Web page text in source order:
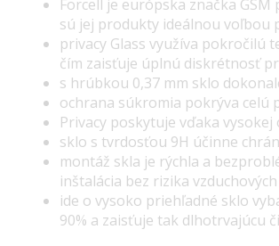
Forcell je európska značka
sú jej produkty ideálnou voľbou
privacy Glass využíva
čím zaisťuje úplnú diskrétnosť
s hrúbkou 0,37 mm sklo
ochrana súkromia pokrýva celú
Privacy poskytuje vďaka
sklo s tvrdosťou 9H účinne
montáž skla je rýchla a
inštalácia bez rizika
ide o vysoko priehľadné sklo
90% a zaisťuje tak dlhotrvajúcu